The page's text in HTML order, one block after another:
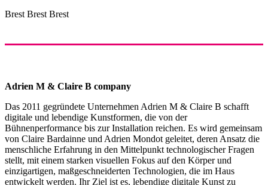
Brest Brest Brest
Adrien M & Claire B company
Das 2011 gegründete Unternehmen Adrien M & Claire B schafft
digitale und lebendige Kunstformen, die von der
Bühnenperformance bis zur Installation reichen. Es wird gemeinsam
von Claire Bardainne und Adrien Mondot geleitet, deren Ansatz die
menschliche Erfahrung in den Mittelpunkt technologischer Fragen
stellt, mit einem starken visuellen Fokus auf den Körper und
einzigartigen, maßgeschneiderten Technologien, die im Haus
entwickelt werden. Ihr Ziel ist es, lebendige digitale Kunst zu